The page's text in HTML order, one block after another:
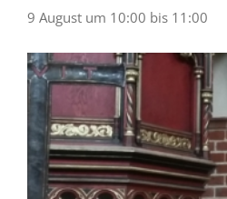
9 August um 10:00 bis 11:00